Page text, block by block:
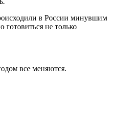
в России минувшим
не только
все меняются.